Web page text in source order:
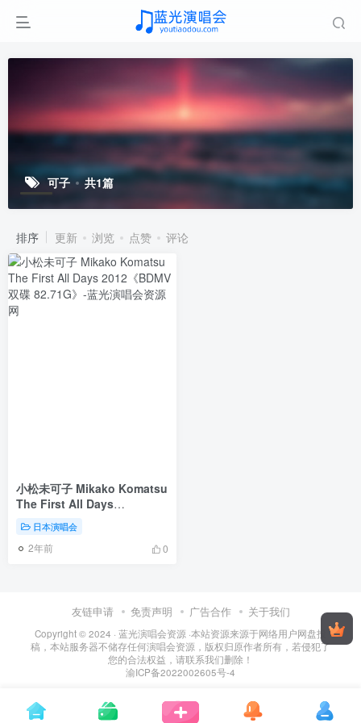
可子 共1篇
排序 更新 浏览 点赞 评论
小松未可子 Mikako Komatsu
The First All Days
日本演唱会
2年前 0
友链申请 免责声明 广告合作 关于我们
Copyright © 2024 · 蓝光演唱会资源 ·本站资源来源于网络用户网盘投
稿，本站服务器不储存任何演唱会资源，版权归原作者所有，若侵犯了
您的合法权益，请联系我们删除！
渝ICP备2022002605号-4